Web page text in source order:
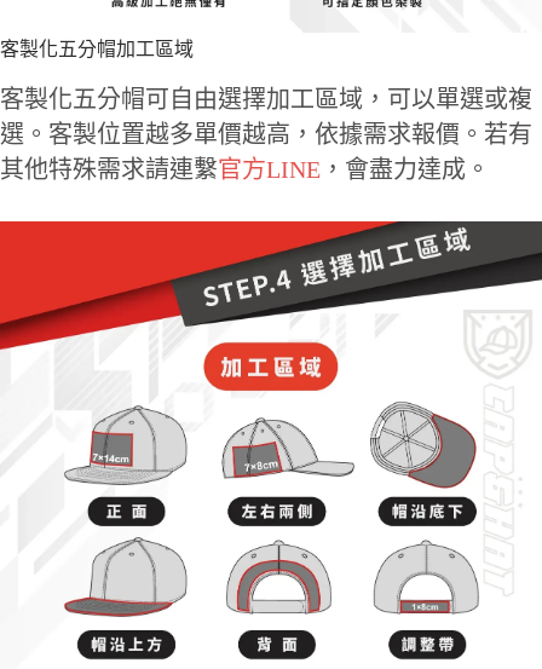
客製化五分帽加工區域
客製化五分帽可自由選擇加工區域，可以單選或複
選。客製位置越多單價越高，依據需求報價。若有
其他特殊需求請連繫官方LINE ，會盡力達成。